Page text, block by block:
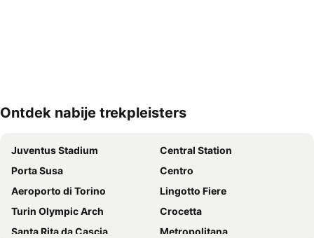
Kaart uitvouwen
Ontdek nabije trekpleisters
Juventus Stadium
Central Station
Porta Susa
Centro
Aeroporto di Torino
Lingotto Fiere
Turin Olympic Arch
Crocetta
Santa Rita da Cascia
Metropolitana